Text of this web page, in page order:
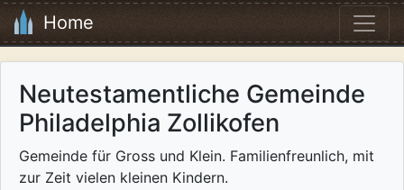
Home
Neutestamentliche Gemeinde
Philadelphia Zollikofen
Gemeinde für Gross und Klein. Familienfreunlich, mit
zur Zeit vielen kleinen Kindern.